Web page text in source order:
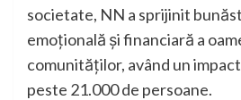
societate, NN a sprijinit
emoțională și financiară a
comunităților, având un
peste 21.000 de persoane.